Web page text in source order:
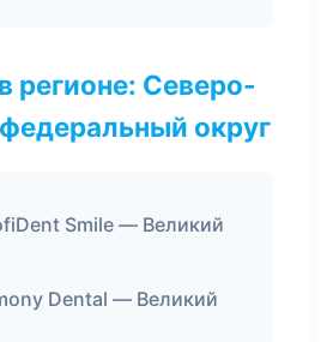
регионе: Северо-
округ
Smile — Великий
Dental — Великий